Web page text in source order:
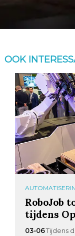
OOK
RoboJob
tijdens
03-06Tijdens